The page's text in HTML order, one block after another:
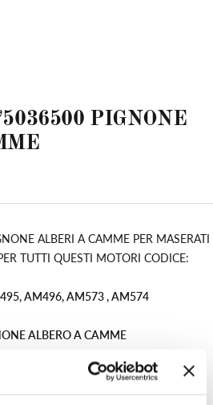
PIGNONE
ALBERI A CAMME PER MASERATI
TUTTI QUESTI MOTORI CODICE:
AM496, AM573 , AM574
ALBERO A CAMME